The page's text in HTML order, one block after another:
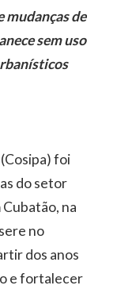
de
sem uso
foi
do setor
na
no
dos anos
e fortalecer